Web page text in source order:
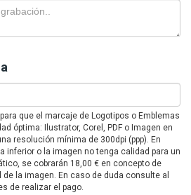
que el marcaje de Logotipos o Emblemas
óptima: Ilustrator, Corel, PDF o Imagen en
resolución mínima de 300dpi (ppp). En
inferior o la imagen no tenga calidad para un
se cobrarán 18,00 € en concepto de
la imagen. En caso de duda consulte al
de realizar el pago.